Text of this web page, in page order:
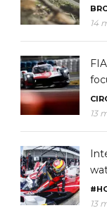
BRC
14
13
13